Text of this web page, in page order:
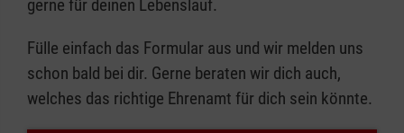
gerne für deinen Lebenslauf.
Fülle einfach das Formular aus und wir melden uns
schon bald bei dir. Gerne beraten wir dich auch,
welches das richtige Ehrenamt für dich sein könnte.